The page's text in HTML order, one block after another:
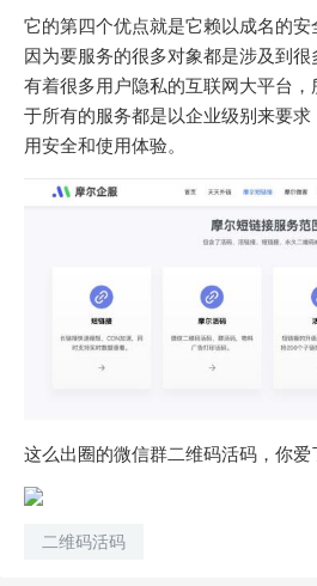
它的第四个优点就是它赖以成名的安
因为要服务的很多对象都是涉及到
有着很多用户隐私的互联网大平台
于所有的服务都是以企业级别来要
用安全和使用体验。
这么出圈的微信群二维码活码，你爱
二维码活码